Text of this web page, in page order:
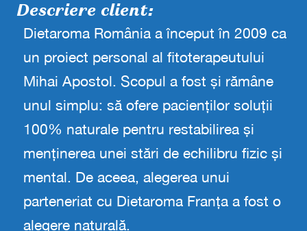
Descriere client:
Dietaroma România a început în 2009 ca
un proiect personal al fitoterapeutului
Mihai Apostol. Scopul a fost și rămâne
unul simplu: să ofere pacienților soluții
100% naturale pentru restabilirea și
menținerea unei stări de echilibru fizic și
mental. De aceea, alegerea unui
parteneriat cu Dietaroma Franța a fost o
alegere naturală.